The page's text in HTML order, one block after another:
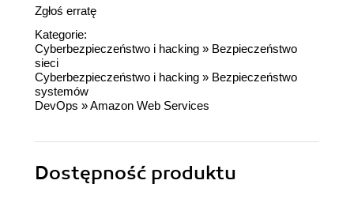
Zgłoś erratę
Kategorie:
Cyberbezpieczeństwo i hacking » Bezpieczeństwo
sieci
Cyberbezpieczeństwo i hacking » Bezpieczeństwo
systemów
DevOps »Amazon Web Services
Dostępność produktu